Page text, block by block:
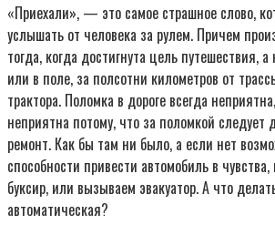
«Приехали», — это самое страшное слово,
услышать от человека за рулем. Причем
тогда, когда достигнута цель путешествия,
или в поле, за полсотни километров от
трактора. Поломка в дороге всегда
неприятна потому, что за поломкой следует
ремонт. Как бы там ни было, а если нет
способности привести автомобиль в
буксир, или вызываем эвакуатор. А что
автоматическая?